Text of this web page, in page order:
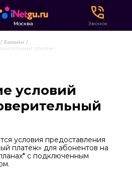
Москва Звонок
Билайн
платёж»
условий
условия предоставления
платёж» для абонентов на
с подключенным